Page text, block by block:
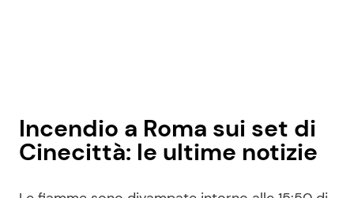
Incendio a Roma sui set di
Cinecittà: le ultime notizie